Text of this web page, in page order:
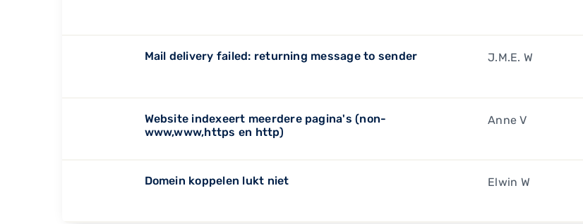
Mail delivery failed: returning message to sender J.M.E. W
Website indexeert meerdere pagina's (non-
www,www,https en http)
Anne V
Domein koppelen lukt niet Elwin W